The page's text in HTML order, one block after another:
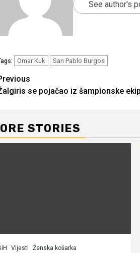
See author's
Omar Kuk San Pablo Burgos
se pojačao iz šampionske
STORIES
Vijesti Ženska košarka